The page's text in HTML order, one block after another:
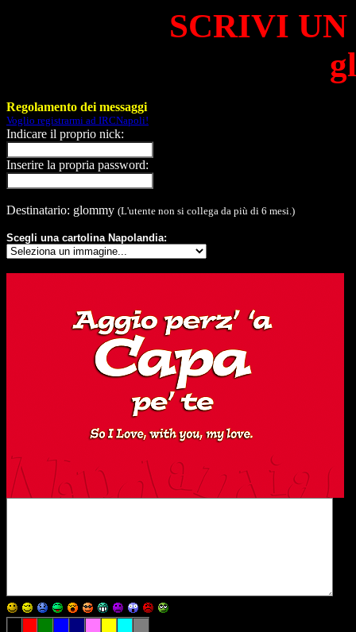
SCRIVI
Regolamento dei messaggi
Voglio registrarmi ad IRCNapoli!
Indicare il proprio nick:
Inserire la propria password:
Destinatario: glommy (L'utente non si collega da più di 6 mesi.)
Scegli una cartolina Napolandia: